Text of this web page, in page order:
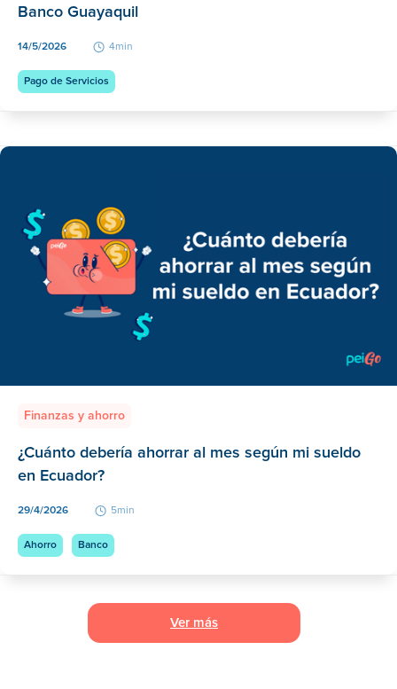
Banco Guayaquil
14/5/2026 4min
Pago de Servicios
Finanzas y ahorro
¿Cuánto debería ahorrar al mes según mi sueldo
en Ecuador?
29/4/2026 5min
Ahorro Banco
Ver más